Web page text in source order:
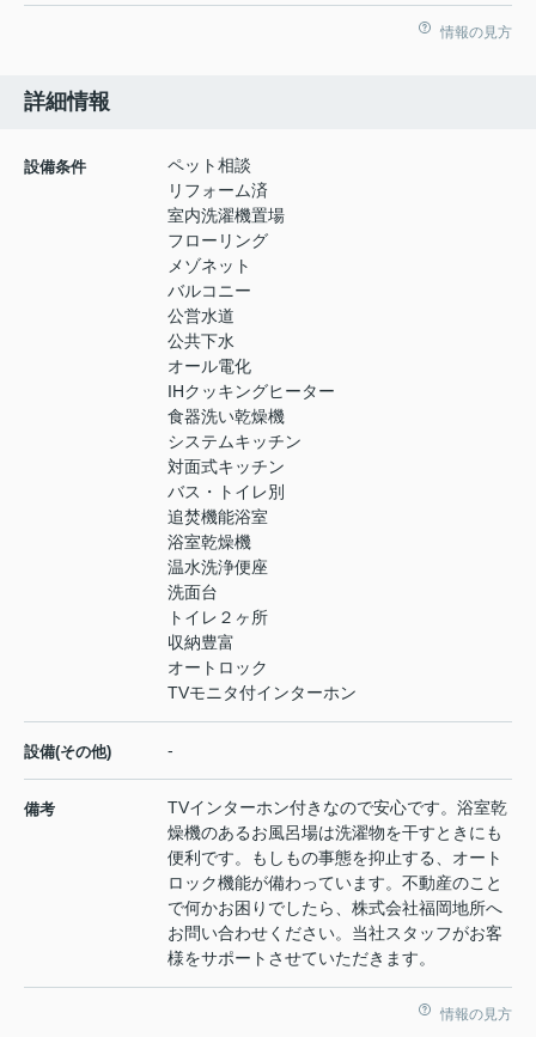
情報の見方
詳細情報
設備条件
ペット相談
リフォーム済
室内洗濯機置場
フローリング
メゾネット
バルコニー
公営水道
公共下水
オール電化
IHクッキングヒーター
食器洗い乾燥機
システムキッチン
対面式キッチン
バス・トイレ別
追焚機能浴室
浴室乾燥機
温水洗浄便座
洗面台
トイレ２ヶ所
収納豊富
オートロック
TVモニタ付インターホン
設備(その他) -
備考
TVインターホン付きなので安心です。浴室乾
燥機のあるお風呂場は洗濯物を干すときにも
便利です。もしもの事態を抑止する、オート
ロック機能が備わっています。不動産のこと
で何かお困りでしたら、株式会社福岡地所へ
お問い合わせください。当社スタッフがお客
様をサポートさせていただきます。
情報の見方